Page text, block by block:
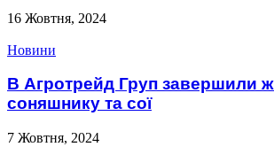
16 Жовтня, 2024
Новини
В Агротрейд Груп завершили
соняшнику та сої
7 Жовтня, 2024